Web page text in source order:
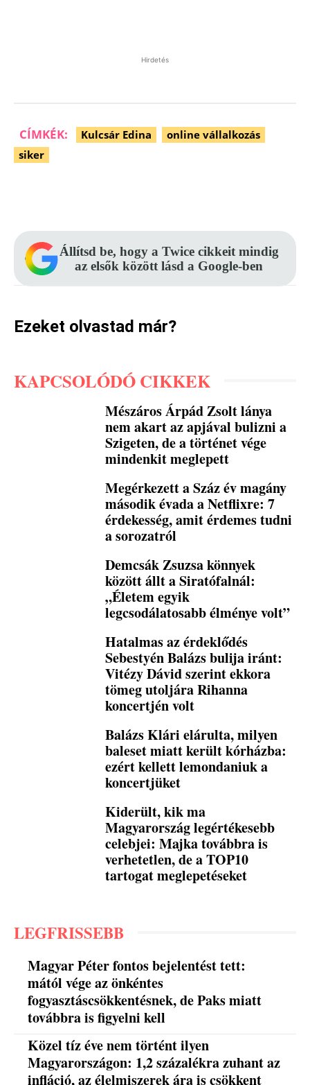
Hirdetés
CÍMKÉK: Kulcsár Edina
online vállalkozás
siker
Állítsd be, hogy a Twice cikkeit mindig
az elsők között lásd a Google-ben
Ezeket olvastad már?
KAPCSOLÓDÓ CIKKEK
Mészáros Árpád Zsolt lánya
nem akart az apjával bulizni a
Szigeten, de a történet vége
mindenkit meglepett
Megérkezett a Száz év magány
második évada a Netflixre: 7
érdekesség, amit érdemes tudni
a sorozatról
Demcsák Zsuzsa könnyek
között állt a Siratófalnál:
„Életem egyik
legcsodálatosabb élménye volt”
Hatalmas az érdeklődés
Sebestyén Balázs bulija iránt:
Vitézy Dávid szerint ekkora
tömeg utoljára Rihanna
koncertjén volt
Balázs Klári elárulta, milyen
baleset miatt került kórházba:
ezért kellett lemondaniuk a
koncertjüket
Kiderült, kik ma
Magyarország legértékesebb
celebjei: Majka továbbra is
verhetetlen, de a TOP10
tartogat meglepetéseket
LEGFRISSEBB
Magyar Péter fontos bejelentést tett:
mától vége az önkéntes
fogyasztáscsökkentésnek, de Paks miatt
továbbra is figyelni kell
Közel tíz éve nem történt ilyen
Magyarországon: 1,2 százalékra zuhant az
infláció, az élelmiszerek ára is csökkent